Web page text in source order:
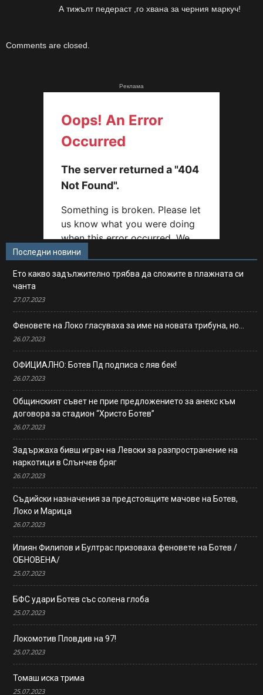
А тижълт педераст ,го хвана за черния маркуч!
Comments are closed.
Реклама
Последни новини
Ето какво задължително трябва да сложите в плажната си
чанта
27.07.2023
Феновете на Локо гласуваха за име на новата трибуна, но…
26.07.2023
ОФИЦИАЛНО: Ботев Пд подписа с ляв бек!
26.07.2023
Общинският съвет не прие предложението за анекс към
договора за стадион “Христо Ботев”
26.07.2023
Задържаха бивш играч на Левски за разпространение на
наркотици в Слънчев бряг
26.07.2023
Съдийски назначения за предстоящите мачове на Ботев,
Локо и Марица
26.07.2023
Илиян Филипов и Бултрас призоваха феновете на Ботев /
ОБНОВЕНА/
25.07.2023
БФС удари Ботев със солена глоба
25.07.2023
Локомотив Пловдив на 97!
25.07.2023
Томаш иска трима
25.07.2023